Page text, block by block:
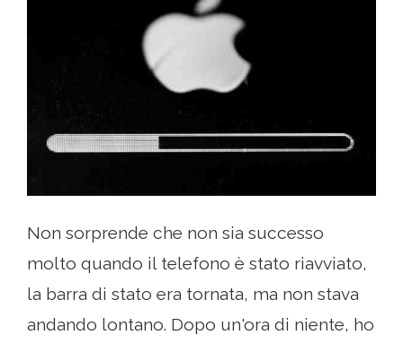
Non sorprende che non sia successo
molto quando il telefono è stato riavviato,
la barra di stato era tornata, ma non stava
andando lontano. Dopo un'ora di niente, ho